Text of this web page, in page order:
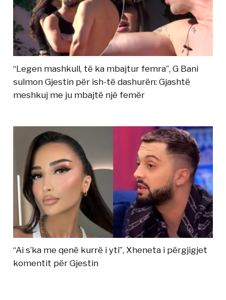
“Legen mashkull, të ka mbajtur femra”, G Bani
sulmon Gjestin për ish-të dashurën: Gjashtë
meshkuj me ju mbajtë një femër
“Ai s’ka me qenë kurrë i yti”, Xheneta i përgjigjet
komentit për Gjestin